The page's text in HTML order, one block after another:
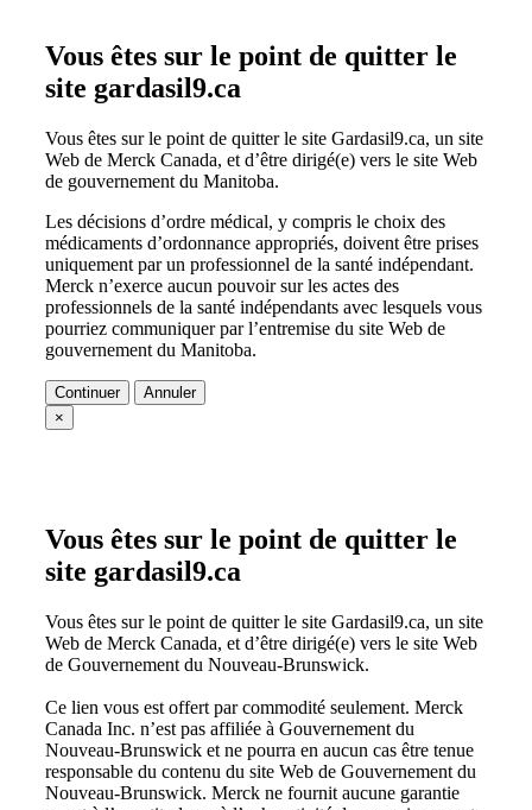
Vous êtes sur le point de quitter le
site gardasil9.ca
Vous êtes sur le point de quitter le site Gardasil9.ca, un site
Web de Merck Canada, et d’être dirigé(e) vers le site Web
de gouvernement du Manitoba.
Les décisions d’ordre médical, y compris le choix des
médicaments d’ordonnance appropriés, doivent être prises
uniquement par un professionnel de la santé indépendant.
Merck n’exerce aucun pouvoir sur les actes des
professionnels de la santé indépendants avec lesquels vous
pourriez communiquer par l’entremise du site Web de
gouvernement du Manitoba.
Continuer
Annuler
×
Vous êtes sur le point de quitter le
site gardasil9.ca
Vous êtes sur le point de quitter le site Gardasil9.ca, un site
Web de Merck Canada, et d’être dirigé(e) vers le site Web
de Gouvernement du Nouveau-Brunswick.
Ce lien vous est offert par commodité seulement. Merck
Canada Inc. n’est pas affiliée à Gouvernement du
Nouveau-Brunswick et ne pourra en aucun cas être tenue
responsable du contenu du site Web de Gouvernement du
Nouveau-Brunswick. Merck ne fournit aucune garantie